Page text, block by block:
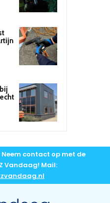
contact op met de
Vandaag! Mail: